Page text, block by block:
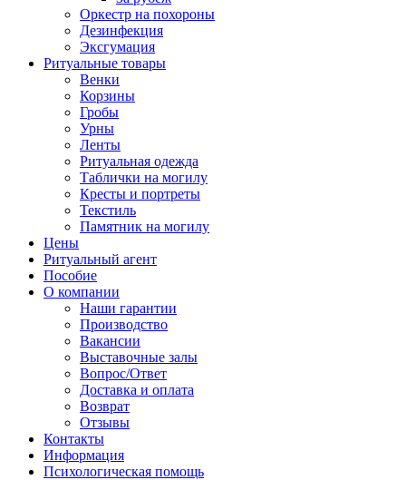
Оркестр на похороны
Дезинфекция
Эксгумация
Ритуальные товары
Венки
Корзины
Гробы
Урны
Ленты
Ритуальная одежда
Таблички на могилу
Кресты и портреты
Текстиль
Памятник на могилу
Цены
Ритуальный агент
Пособие
О компании
Наши гарантии
Производство
Вакансии
Выставочные залы
Вопрос/Ответ
Доставка и оплата
Возврат
Отзывы
Контакты
Информация
Психологическая помощь